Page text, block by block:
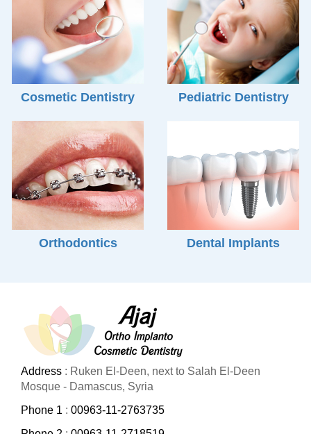
Cosmetic Dentistry Pediatric Dentistry
Orthodontics Dental Implants
Address : Ruken El-Deen, next to Salah El-Deen
Mosque - Damascus, Syria
Phone 1 : 00963-11-2763735